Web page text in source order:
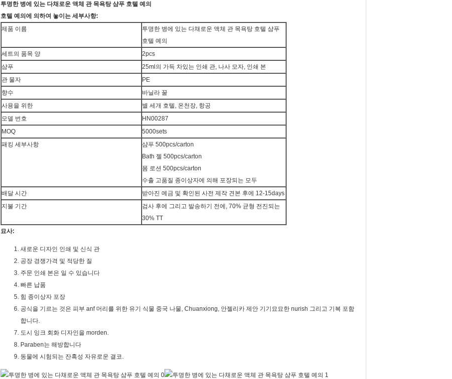
투명한 병에 있는 다채로운 액체 관 목욕탕 샴푸 호텔 예의
호텔 예의에 의하여 놓이는 세부사항:
제품 이름
투명한 병에 있는 다채로운 액체 관 목욕탕 호텔 샴푸
호텔 예의
세트의 품목 양
2pcs
샴푸
25ml의 가득 차있는 인쇄 관, 나사 모자, 인쇄 본
관 물자
PE
향수
바닐라 꿀
사용을 위한
별 세개 호텔, 온천장, 항공
모델 번호
HN00287
MOQ
5000sets
패킹 세부사항
샴푸 500pcs/carton
Bath 젤 500pcs/carton
몸 로션 500pcs/carton
수출 고품질 종이상자에 의해 포장되는 모두
배달 시간
받아진 예금 및 확인된 사전 제작 견본 후에 12-15days
지불 기간
검사 후에 그리고 발송하기 전에, 70% 균형 전진되는
30% TT
묘사:
새로운 디자인 인쇄 및 신식 관
공장 경쟁가격 및 적당한 질
주문 인쇄 본은 일 수 있습니다
빠른 납품
힘 종이상자 포장
공식을 기르는 것은 피부 anf 머리를 위한 유기 식물 중국 나물, Chuanxiong, 안젤리카 제안 기기묘묘한 nurish 그리고 기복 포함
합니다.
도시 잉크 회화 디자인을 morden.
Paraben는 해방합니다
동물에 시험되는 잔혹성 자유로운 결코.